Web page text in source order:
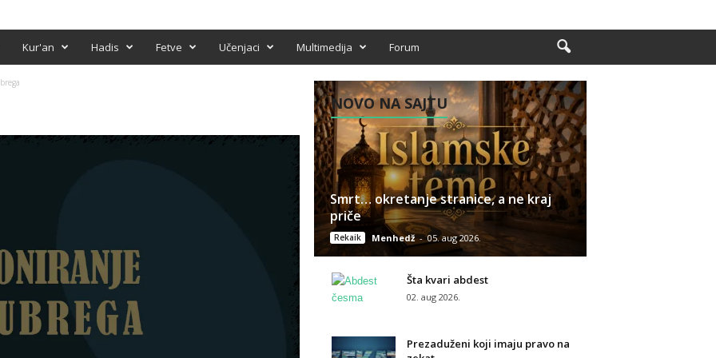
Kur'an Hadis Fetve Učenjaci Multimedija Forum
NOVO NA SAJTU
Smrt… okretanje stranice, a ne kraj
priče
Rekaik Menhedž - 05. aug 2026.
Šta kvari abdest
02. aug 2026.
Prezaduženi koji imaju pravo na